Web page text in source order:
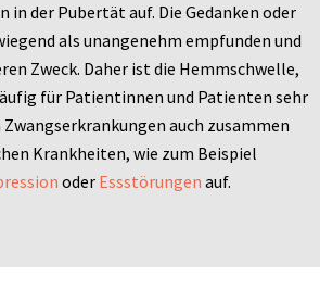
in der Pubertät auf. Die Gedanken oder
als unangenehm empfunden und
Zweck. Daher ist die Hemmschwelle,
für Patientinnen und Patienten sehr
auch zusammen
Krankheiten, wie zum Beispiel
oder Essstörungen auf.